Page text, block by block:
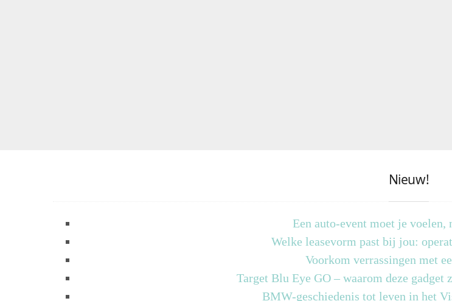
Nieuw!
Een auto-event moet je
Welke leasevorm past bij jou:
Voorkom verrassingen met
Target Blu Eye GO – waarom deze gadget
BMW-geschiedenis tot leven in het